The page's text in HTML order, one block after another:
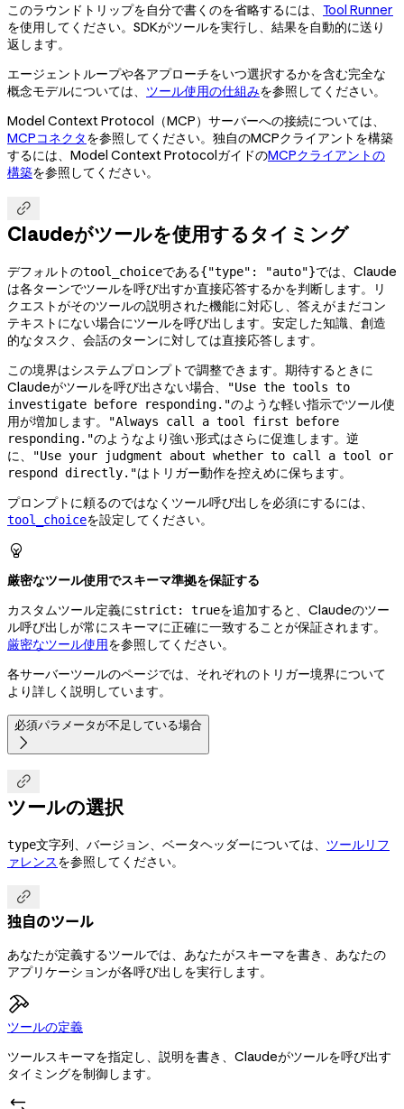
このラウンドトリップを自分で書くのを省略するには、 Tool Runner
を使用してください。SDKがツールを実行し、結果を自動的に送り
返します。
エージェントループや各アプローチをいつ選択するかを含む完全な
概念モデルについては、 ツール使用の仕組みを参照してください。
Model Context Protocol（MCP）サーバーへの接続については、
MCPコネクタを参照してください。独自のMCPクライアントを構築
するには、Model Context ProtocolガイドのMCPクライアントの
構築を参照してください。

Claudeがツールを使用するタイミング
デフォルトのtool_choiceである{"type": "auto"}では、Claude
は各ターンでツールを呼び出すか直接応答するかを判断します。リ
クエストがそのツールの説明された機能に対応し、答えがまだコン
テキストにない場合にツールを呼び出します。安定した知識、創造
的なタスク、会話のターンに対しては直接応答します。
この境界はシステムプロンプトで調整できます。期待するときに
Claudeがツールを呼び出さない場合、
"Use the tools to
investigate before responding."のような軽い指示でツール使
用が増加します。
"Always call a tool first before
responding."のようなより強い形式はさらに促進します。逆
に、
"Use your judgment about whether to call a tool or
respond directly."はトリガー動作を控えめに保ちます。
プロンプトに頼るのではなくツール呼び出しを必須にするには、
tool_choiceを設定してください。

厳密なツール使用でスキーマ準拠を保証する
カスタムツール定義にstrict: trueを追加すると、Claudeのツー
ル呼び出しが常にスキーマに正確に一致することが保証されます。
厳密なツール使用を参照してください。
各サーバーツールのページでは、それぞれのトリガー境界について
より詳しく説明しています。
必須パラメータが不足している場合


ツールの選択
type文字列、バージョン、ベータヘッダーについては、 ツールリフ
ァレンスを参照してください。

独自のツール
あなたが定義するツールでは、あなたがスキーマを書き、あなたの
アプリケーションが各呼び出しを実行します。
ツールの定義
ツールスキーマを指定し、説明を書き、Claudeがツールを呼び出す
タイミングを制御します。